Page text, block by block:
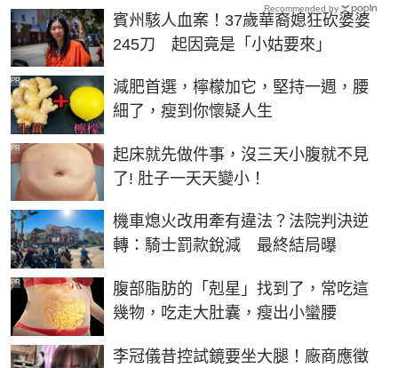
賓州駭人血案！37歲華裔媳狂砍婆婆
245刀 起因竟是「小姑要來」
減肥首選，檸檬加它，堅持一週，腰
細了，瘦到你懷疑人生
PR
起床就先做件事，沒三天小腹就不見
了! 肚子一天天變小！
PR
機車熄火改用牽有違法？法院判決逆
轉：騎士罰款銳減 最終結局曝
腹部脂肪的「剋星」找到了，常吃這
幾物，吃走大肚囊，瘦出小蠻腰
PR
李冠儀昔控試鏡要坐大腿！廠商應徵
Recommended by